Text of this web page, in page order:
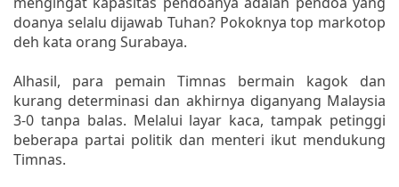
doanya selalu dijawab Tuhan? Pokoknya top markotop
deh kata orang Surabaya.
Alhasil, para pemain Timnas bermain kagok dan
kurang determinasi dan akhirnya diganyang Malaysia
3-0 tanpa balas. Melalui layar kaca, tampak petinggi
beberapa partai politik dan menteri ikut mendukung
Timnas.